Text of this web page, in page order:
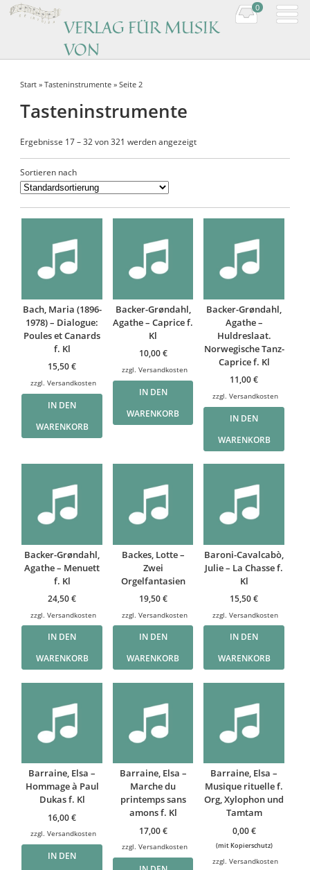
VERLAG FÜR MUSIK
VON
Music by women composers
0
Start »Tasteninstrumente » Seite 2
Tasteninstrumente
Ergebnisse 17 – 32 von 321 werden angezeigt
Sortieren nach
Bach, Maria (1896-
1978) – Dialogue:
Poules et Canards
f. Kl
15,50€
zzgl.Versandkosten
IN DEN
WARENKORB
Backer-Grøndahl,
Agathe – Caprice f.
Kl
10,00€
zzgl. Versandkosten
IN DEN
WARENKORB
Backer-Grøndahl,
Agathe –
Huldreslaat.
Norwegische Tanz-
Caprice f. Kl
11,00€
zzgl.Versandkosten
IN DEN
WARENKORB
Backer-Grøndahl,
Agathe – Menuett
f. Kl
24,50€
zzgl.Versandkosten
IN DEN
WARENKORB
Backes, Lotte –
Zwei
Orgelfantasien
19,50€
zzgl. Versandkosten
IN DEN
WARENKORB
Baroni-Cavalcabò,
Julie – La Chasse f.
Kl
15,50€
zzgl.Versandkosten
IN DEN
WARENKORB
Barraine, Elsa –
Hommage à Paul
Dukas f. Kl
16,00€
zzgl.Versandkosten
IN DEN
Barraine, Elsa –
Marche du
printemps sans
amons f. Kl
17,00€
zzgl. Versandkosten
Barraine, Elsa –
Musique rituelle f.
Org, Xylophon und
Tamtam
0,00€
(mit Kopierschutz)
zzgl.Versandkosten